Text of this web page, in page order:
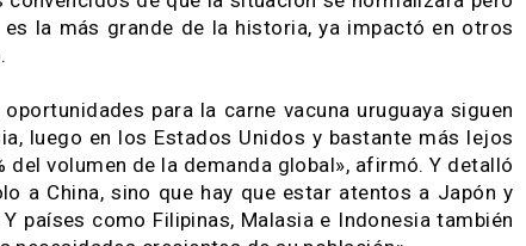
a Canadá, dentro de la cuota de 11.800
la cuota de los Estados Unidos y
sido desatendidos por la fortaleza de
reducidos», advirtió.
a USD 4,20/4,30 y, ahora, cotiza a USD 3,50/
históricos sigue siendo muy bueno. Además,
lo cual habla de las expectativas